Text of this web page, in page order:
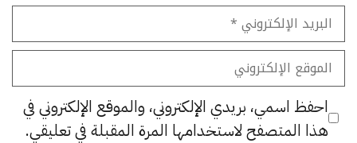
البريد
الإلكتروني
الموقع
الإلكتروني
احفظ اسمي، بريدي الإلكتروني، والموقع الإلكتروني في
هذا المتصفح لاستخدامها المرة المقبلة في تعليقي.